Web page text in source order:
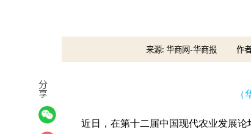
来源: 华商网-华商报 作
（
近日，在第十二届中国现代农业发展
分
享